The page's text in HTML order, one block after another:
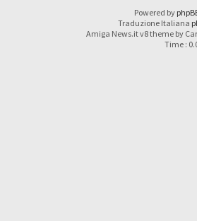
Powered by
Traduzione Italiana
Amiga News.it v8 theme by
Time :